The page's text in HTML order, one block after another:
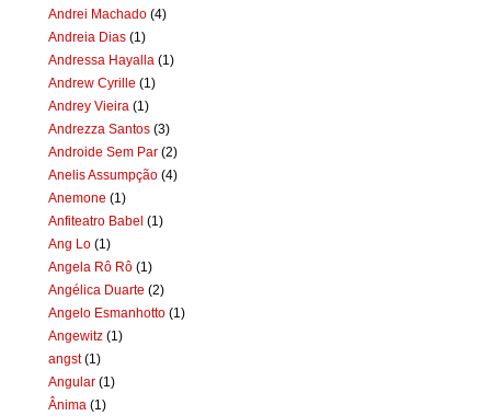
Andrei Machado (4)
Andreia Dias (1)
Andressa Hayalla (1)
Andrew Cyrille (1)
Andrey Vieira (1)
Andrezza Santos (3)
Androide Sem Par (2)
Anelis Assumpção (4)
Anemone (1)
Anfiteatro Babel (1)
Ang Lo (1)
Angela Rô Rô (1)
Angélica Duarte (2)
Angelo Esmanhotto (1)
Angewitz (1)
angst (1)
Angular (1)
Ânima (1)